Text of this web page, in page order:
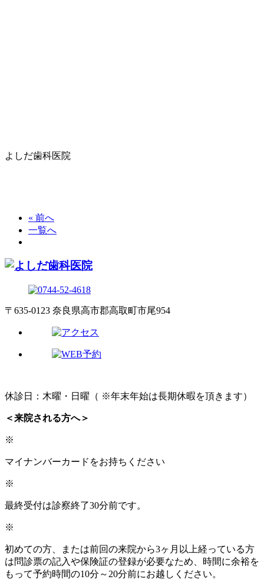
よしだ歯科医院
« 前へ
一覧へ
〒635-0123 奈良県高市郡高取町市尾954
休診日：木曜・日曜（ ※年末年始は長期休暇を頂きます）
＜来院される方へ＞
※
マイナンバーカードをお持ちください
※
最終受付は診察終了30分前です。
※
初めての方、または前回の来院から3ヶ月以上経っている方
は問診票の記入や保険証の登録が必要なため、時間に余裕を
もって予約時間の10分～20分前にお越しください。